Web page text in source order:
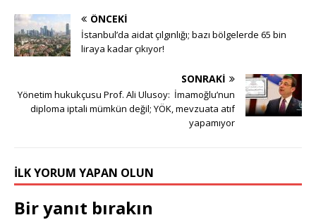
ÖNCEKI
İstanbul’da aidat çılgınlığı; bazı bölgelerde 65 bin
liraya kadar çıkıyor!
SONRAKI
Yönetim hukukçusu Prof. Ali Ulusoy: İmamoğlu’nun
diploma iptali mümkün değil; YÖK, mevzuata atıf
yapamıyor
İLK YORUM YAPAN OLUN
Bir yanıt bırakın